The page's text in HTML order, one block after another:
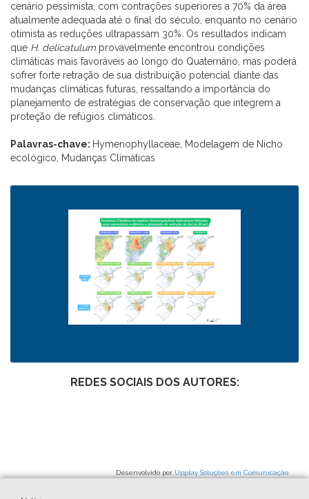
cenário pessimista, com contrações superiores a 70% da área
atualmente adequada até o final do século, enquanto no cenário
otimista as reduções ultrapassam 30%. Os resultados indicam
que H. delicatulum provavelmente encontrou condições
climáticas mais favoráveis ao longo do Quaternário, mas poderá
sofrer forte retração de sua distribuição potencial diante das
mudanças climáticas futuras, ressaltando a importância do
planejamento de estratégias de conservação que integrem a
proteção de refúgios climáticos.
Palavras-chave: Hymenophyllaceae, Modelagem de Nicho
ecológico, Mudanças Climáticas
REDES SOCIAIS DOS AUTORES:
Desenvolvido por Upplay Soluções em Comunicação